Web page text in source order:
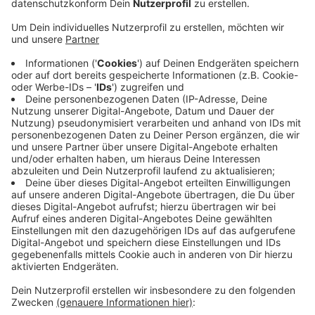
Mittwoch, 17.11.2021 06:35
Denn bei der Versorgung der Kinder sei ein enger
Kontakt zu den Eltern sehr wichtig. Viele
Krankenhäuser haben den durch ihre strengen Corona-
Schutzvorkehrungen erschwert. Im Klinikum habe man
aber durch eine Teststrategie ermöglicht, dass sich
Frühchen und ihre Eltern trotzdem möglichst oft
sehen können, sagt das Krankenhaus. Im letzten Jahr
sind hier 345 Kinder zu früh auf die Welt gekommen,
das kleinste hat bei der Geburt nur 385 Gramm
gewogen.